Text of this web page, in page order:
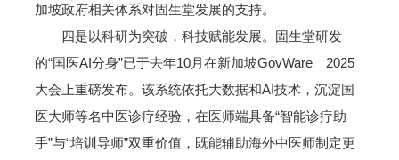
加坡政府相关体系对固生堂发展的支持。
四是以科研为突破，科技赋能发展。固生堂研发
的“国医AI分身”已于去年10月在新加坡GovWare 2025
大会上重磅发布。该系统依托大数据和AI技术，沉淀国
医大师等名中医诊疗经验，在医师端具备“智能诊疗助
手”与“培训导师”双重价值，既能辅助海外中医师制定更